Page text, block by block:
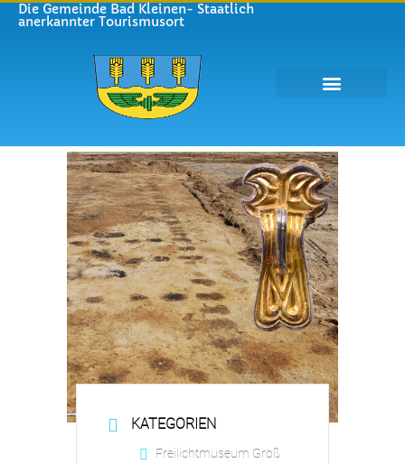
Die Gemeinde Bad Kleinen- Staatlich
anerkannter Tourismusort
KATEGORIEN
Freilichtmuseum Groß